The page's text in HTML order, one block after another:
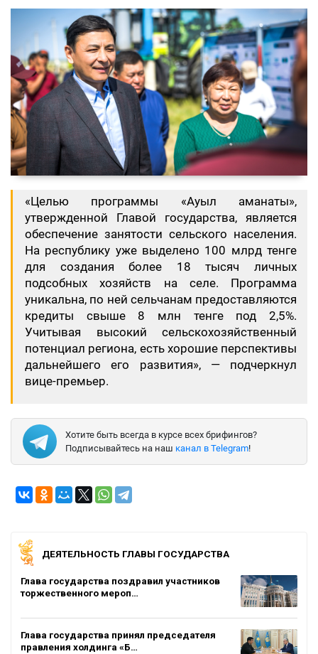
«Целью программы «Ауыл аманаты»,
утвержденной Главой государства, является
обеспечение занятости сельского населения.
На республику уже выделено 100 млрд тенге
для создания более 18 тысяч личных
подсобных хозяйств на селе. Программа
уникальна, по ней сельчанам предоставляются
кредиты свыше 8 млн тенге под 2,5%.
Учитывая высокий сельскохозяйственный
потенциал региона, есть хорошие перспективы
дальнейшего его развития», — подчеркнул
вице-премьер.
Хотите быть всегда в курсе всех брифингов?
Подписывайтесь на наш канал в Telegram!
ДЕЯТЕЛЬНОСТЬ ГЛАВЫ ГОСУДАРСТВА
Глава государства поздравил участников
торжественного мероп…
Глава государства принял председателя
правления холдинга «Б…